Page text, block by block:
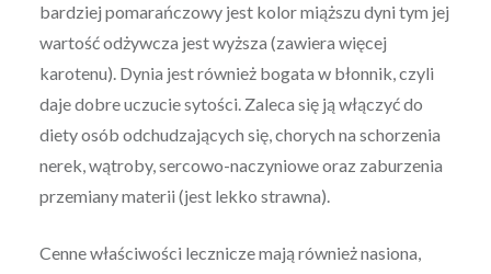
bardziej pomarańczowy jest kolor miąższu dyni tym jej
wartość odżywcza jest wyższa (zawiera więcej
karotenu). Dynia jest również bogata w błonnik, czyli
daje dobre uczucie sytości. Zaleca się ją włączyć do
diety osób odchudzających się, chorych na schorzenia
nerek, wątroby, sercowo-naczyniowe oraz zaburzenia
przemiany materii (jest lekko strawna).
Cenne właściwości lecznicze mają również nasiona,